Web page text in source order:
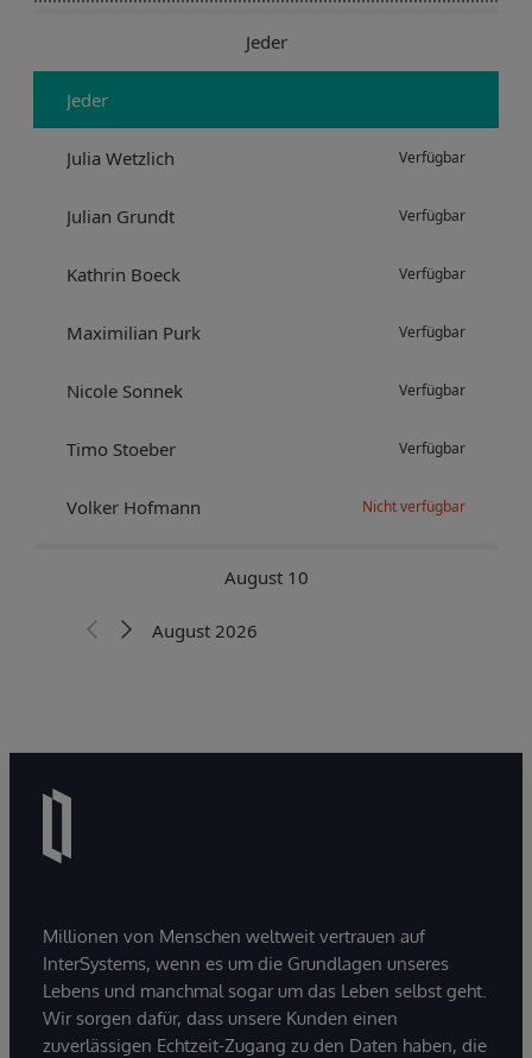
Millionen von Menschen weltweit vertrauen auf
InterSystems, wenn es um die Grundlagen unseres
Lebens und manchmal sogar um das Leben selbst geht.
Wir sorgen dafür, dass unsere Kunden einen
zuverlässigen Echtzeit-Zugang zu den Daten haben, die